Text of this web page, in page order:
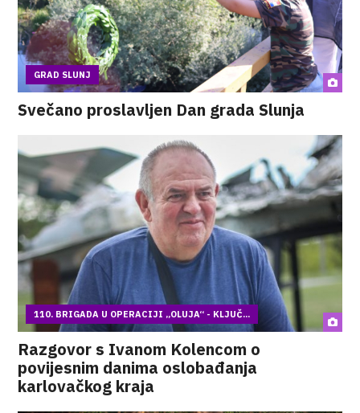
GRAD SLUNJ
Svečano proslavljen Dan grada Slunja
110. BRIGADA U OPERACIJI „OLUJA“ - KLJUČ...
Razgovor s Ivanom Kolencom o
povijesnim danima oslobađanja
karlovačkog kraja